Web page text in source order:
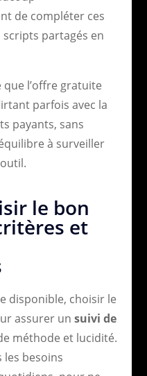
de compléter ces
partagés en
que l’offre gratuite
parfois avec la
payants, sans
à surveiller
le bon
et
disponible, choisir le
assurer un suivi de
méthode et lucidité.
les besoins